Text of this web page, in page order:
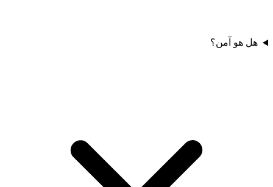
هل هو آمن؟